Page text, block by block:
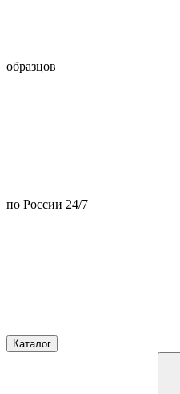
образцов
по России 24/7
Каталог